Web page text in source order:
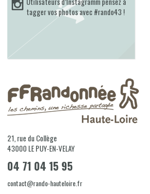
tagger vos photos avec #rando43 !
21, rue du Collège
43000 LE PUY-EN-VELAY
04 71 04 15 95
contact@rando-hauteloire.fr